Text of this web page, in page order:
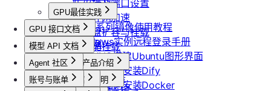
防火墙及端口设置
配置外网加速
云硬盘扩容与挂载
云存储挂载
模型库挂载
自启动
GPU最佳实践
Isaac系列镜像使用教程
Windows实例远程登录手册
通过VNC搭建Ubuntu图形界面
ubuntu如何安装Dify
ubuntu如何安装Docker
GPU 接口文档
API接口范例
CLI&Skills
常见错误码
GPU实例
模型 API 文档
模型API产品介绍
模型API服务
套餐包使用说明
Agent 社区
产品介绍
账号与账单